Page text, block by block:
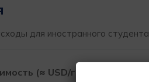
для иностранного
(≈ USD/год)